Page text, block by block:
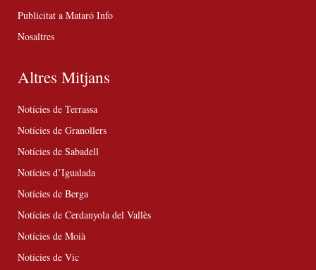
Publicitat a Mataró Info
Nosaltres
Altres Mitjans
Notícies de Terrassa
Notícies de Granollers
Notícies de Sabadell
Notícies d’Igualada
Notícies de Berga
Notícies de Cerdanyola del Vallès
Notícies de Moià
Notícies de Vic